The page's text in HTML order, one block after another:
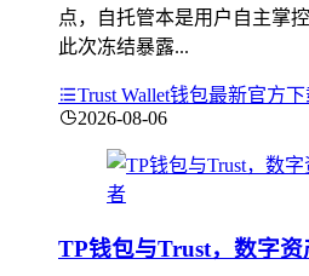
点，自托管本是用户自主掌
此次冻结暴露...
Trust Wallet钱包最新官方
2026-08-06
TP钱包与Trust，数字